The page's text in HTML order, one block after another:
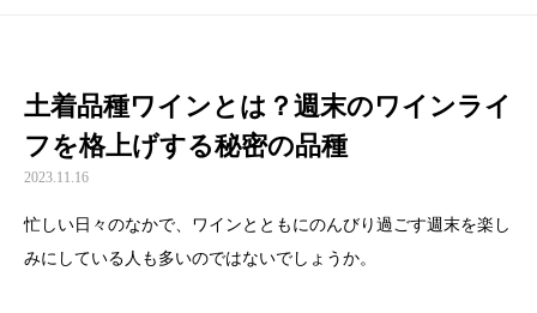
土着品種ワインとは？週末のワインライ
フを格上げする秘密の品種
2023.11.16
忙しい日々のなかで、ワインとともにのんびり過ごす週末を楽し
みにしている人も多いのではないでしょうか。